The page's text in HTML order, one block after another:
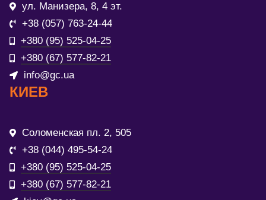
ул. Манизера, 8, 4 эт.
+38 (057) 763-24-44
+380 (95) 525-04-25
+380 (67) 577-82-21
info@gc.ua
КИЕВ
Соломенская пл. 2, 505
+38 (044) 495-54-24
+380 (95) 525-04-25
+380 (67) 577-82-21